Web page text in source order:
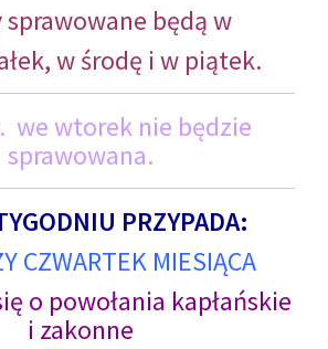
sprawowane będą w
w środę i w piątek.
we wtorek nie będzie
sprawowana.
PRZYPADA:
CZWARTEK MIESIĄCA
o powołania kapłańskie
i zakonne